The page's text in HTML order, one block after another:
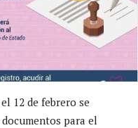
12 de febrero se
para el